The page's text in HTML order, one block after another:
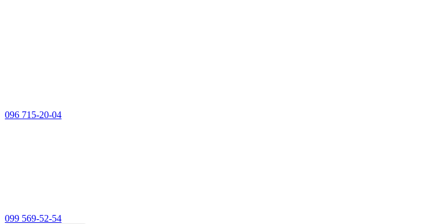
096 715-20-04
099 569-52-54